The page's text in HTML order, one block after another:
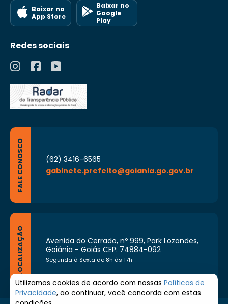
Baixar no
App Store
Baixar no
Google
Play
Redes sociais
FALE CONOSCO
(62) 3416-6565
gabinete.prefeito@goiania.go.gov.br
LOCALIZAÇÃO
Avenida do Cerrado, nº 999, Park Lozandes,
Goiânia - Goiás CEP: 74884-092
Segunda à Sexta de 8h às 17h
Utilizamos cookies de acordo com nossas Políticas de
Privacidade, ao continuar, você concorda com estas